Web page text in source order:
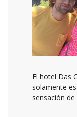
El hotel Das
solamente
sensación